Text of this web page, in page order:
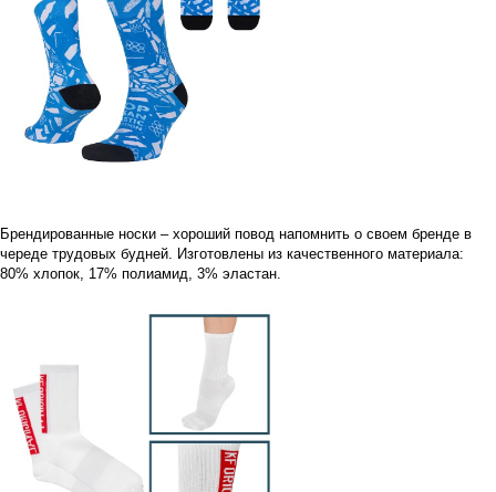
Брендированные носки – хороший повод напомнить о своем бренде в
череде трудовых будней. Изготовлены из качественного материала:
80% хлопок, 17% полиамид, 3% эластан.